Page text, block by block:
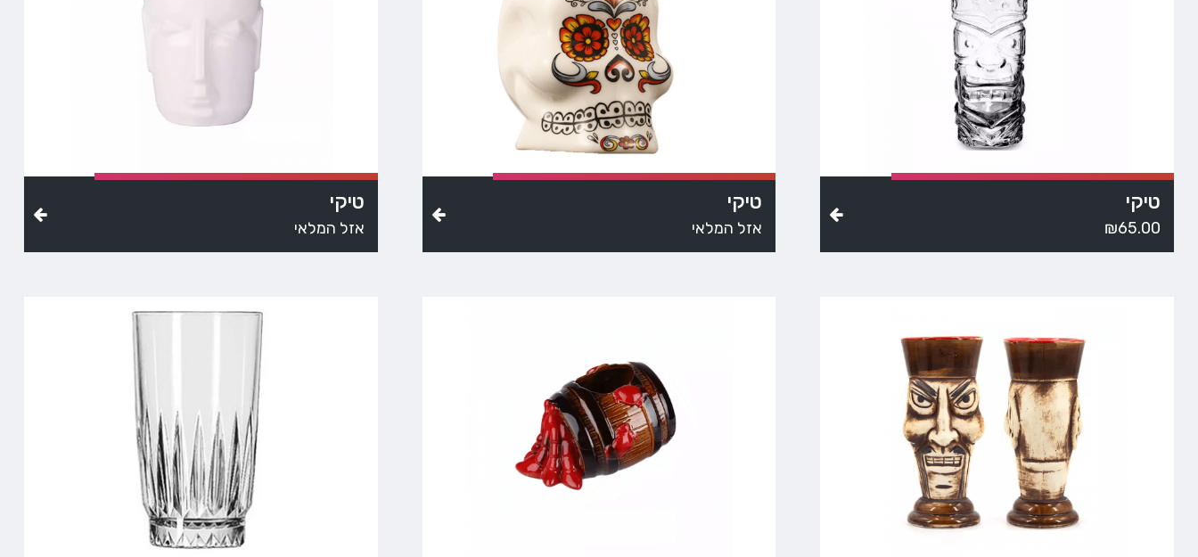
טיקי
₪65.00
טיקי
אזל המלאי
טיקי
אזל המלאי